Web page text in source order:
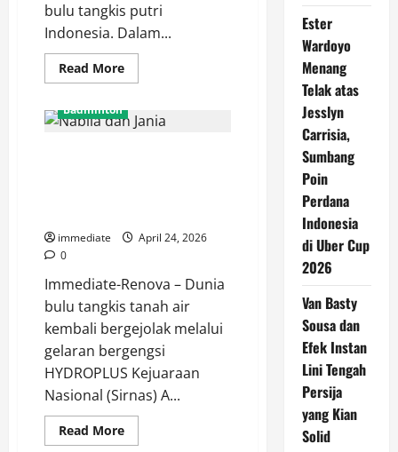
bulu tangkis putri
Indonesia. Dalam...
Read MoreRead
more
Wardoyo
Menang
Indonesia
di
2026
Badminton
immediate
April 24, 2026
0
Immediate-Renova – Dunia
bulu tangkis tanah air
kembali bergejolak melalui
gelaran bergengsi
HYDROPLUS Kejuaraan
Nasional (Sirnas) A...
Read MoreRead
more
Ester
Wardoyo
Menang
Telak atas
Jesslyn
Carrisia,
Sumbang
Poin
Perdana
Indonesia
di Uber Cup
2026
Van Basty
Sousa dan
Efek Instan
Lini Tengah
Persija
yang Kian
Solid